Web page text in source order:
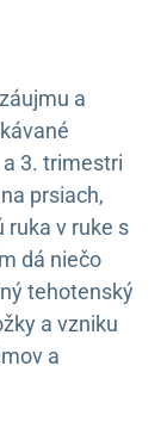
a
3. trimestri
prsiach,
ruka v ruke s
dá niečo
tehotenský
a vzniku
a